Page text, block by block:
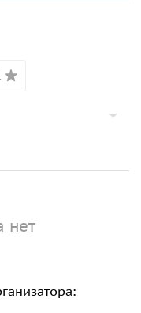
нет